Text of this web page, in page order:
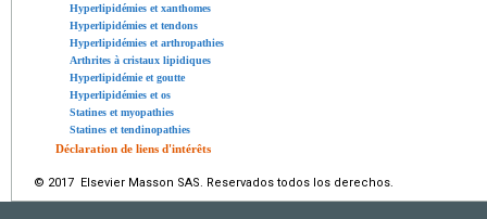
Hyperlipidémies et xanthomes
Hyperlipidémies et tendons
Hyperlipidémies et arthropathies
Arthrites à cristaux lipidiques
Hyperlipidémie et goutte
Hyperlipidémies et os
Statines et myopathies
Statines et tendinopathies
Déclaration de liens d'intérêts
© 2017 Elsevier Masson SAS. Reservados todos los derechos.